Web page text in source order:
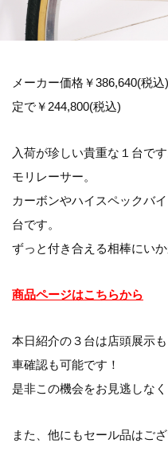
メーカー価格￥386,640(税
定で￥244,800(税込)
入荷が珍しい貴重な１台で
モリレーサー。
カーボンやハイスペックバ
台です。
ずっと付き合える相棒にいか
商品ページはこちらから
本日紹介の３台は店頭展示
車確認も可能です！
是非この機会をお見逃しなく
また、他にもセール品はご